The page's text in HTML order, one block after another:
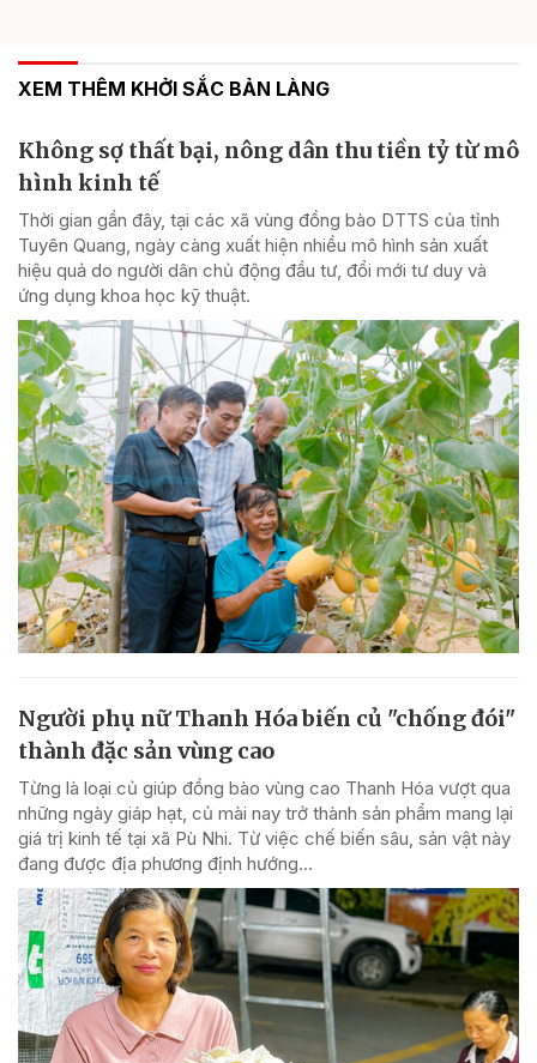
XEM THÊM KHỞI SẮC BẢN LÀNG
Không sợ thất bại, nông dân thu tiền tỷ từ mô
hình kinh tế
Thời gian gần đây, tại các xã vùng đồng bào DTTS của tỉnh
Tuyên Quang, ngày càng xuất hiện nhiều mô hình sản xuất
hiệu quả do người dân chủ động đầu tư, đổi mới tư duy và
ứng dụng khoa học kỹ thuật.
Người phụ nữ Thanh Hóa biến củ "chống đói"
thành đặc sản vùng cao
Từng là loại củ giúp đồng bào vùng cao Thanh Hóa vượt qua
những ngày giáp hạt, củ mài nay trở thành sản phẩm mang lại
giá trị kinh tế tại xã Pù Nhi. Từ việc chế biến sâu, sản vật này
đang được địa phương định hướng...